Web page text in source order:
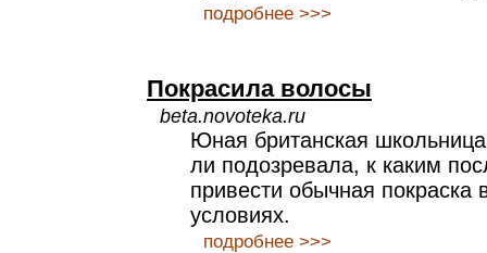
подробнее >>>
Покрасила волосы
beta.novoteka.ru
Юная британская
ли подозревала, к каким
привести обычная
условиях.
подробнее >>>